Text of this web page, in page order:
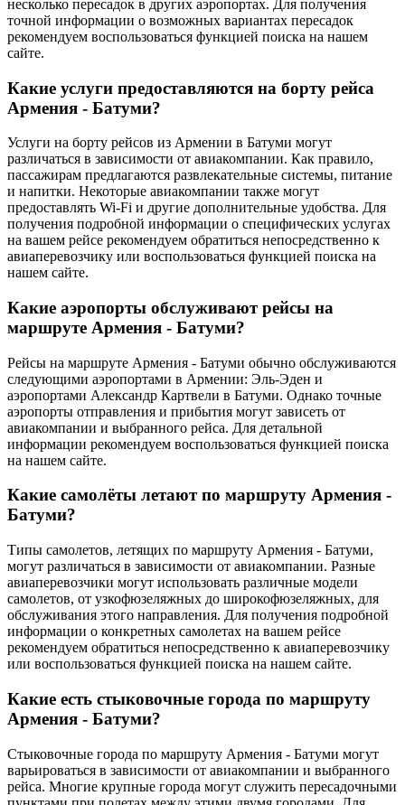
несколько пересадок в других аэропортах. Для получения
точной информации о возможных вариантах пересадок
рекомендуем воспользоваться функцией поиска на нашем
сайте.
Какие услуги предоставляются на борту рейса
Армения - Батуми?
Услуги на борту рейсов из Армении в Батуми могут
различаться в зависимости от авиакомпании. Как правило,
пассажирам предлагаются развлекательные системы, питание
и напитки. Некоторые авиакомпании также могут
предоставлять Wi-Fi и другие дополнительные удобства. Для
получения подробной информации о специфических услугах
на вашем рейсе рекомендуем обратиться непосредственно к
авиаперевозчику или воспользоваться функцией поиска на
нашем сайте.
Какие аэропорты обслуживают рейсы на
маршруте Армения - Батуми?
Рейсы на маршруте Армения - Батуми обычно обслуживаются
следующими аэропортами в Армении: Эль-Эден и
аэропортами Александр Картвели в Батуми. Однако точные
аэропорты отправления и прибытия могут зависеть от
авиакомпании и выбранного рейса. Для детальной
информации рекомендуем воспользоваться функцией поиска
на нашем сайте.
Какие самолёты летают по маршруту Армения -
Батуми?
Типы самолетов, летящих по маршруту Армения - Батуми,
могут различаться в зависимости от авиакомпании. Разные
авиаперевозчики могут использовать различные модели
самолетов, от узкофюзеляжных до широкофюзеляжных, для
обслуживания этого направления. Для получения подробной
информации о конкретных самолетах на вашем рейсе
рекомендуем обратиться непосредственно к авиаперевозчику
или воспользоваться функцией поиска на нашем сайте.
Какие есть стыковочные города по маршруту
Армения - Батуми?
Стыковочные города по маршруту Армения - Батуми могут
варьироваться в зависимости от авиакомпании и выбранного
рейса. Многие крупные города могут служить пересадочными